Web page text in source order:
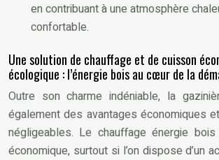
en contribuant à une atmosphère
confortable.
Une solution de chauffage et de cuisson
écologique : l’énergie bois au cœur de la
Outre son charme indéniable, la
également des avantages économiques
négligeables. Le chauffage énergie
économique, surtout si l’on dispose d’un